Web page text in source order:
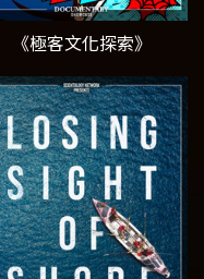
《極客文化探索》